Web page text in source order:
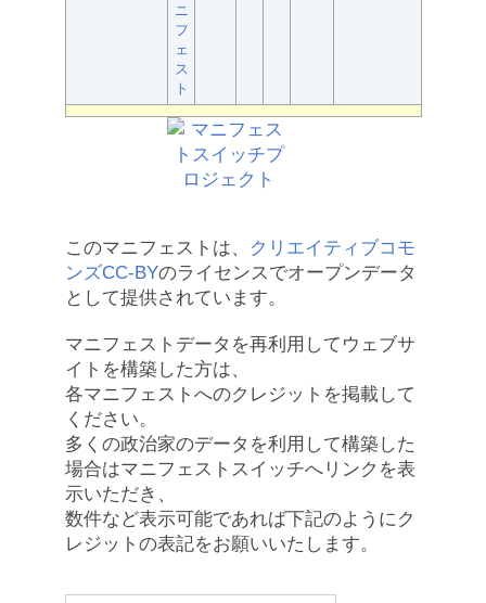
ニ
フ
ェ
ス
ト
このマニフェストは、
クリエイティブコモ
ンズCC-BYのライセンスでオープンデータ
として提供されています。
マニフェストデータを再利用してウェブサ
イトを構築した方は、
各マニフェストへのクレジットを掲載して
ください。
多くの政治家のデータを利用して構築した
場合はマニフェストスイッチへリンクを表
示いただき、
数件など表示可能であれば下記のようにク
レジットの表記をお願いいたします。